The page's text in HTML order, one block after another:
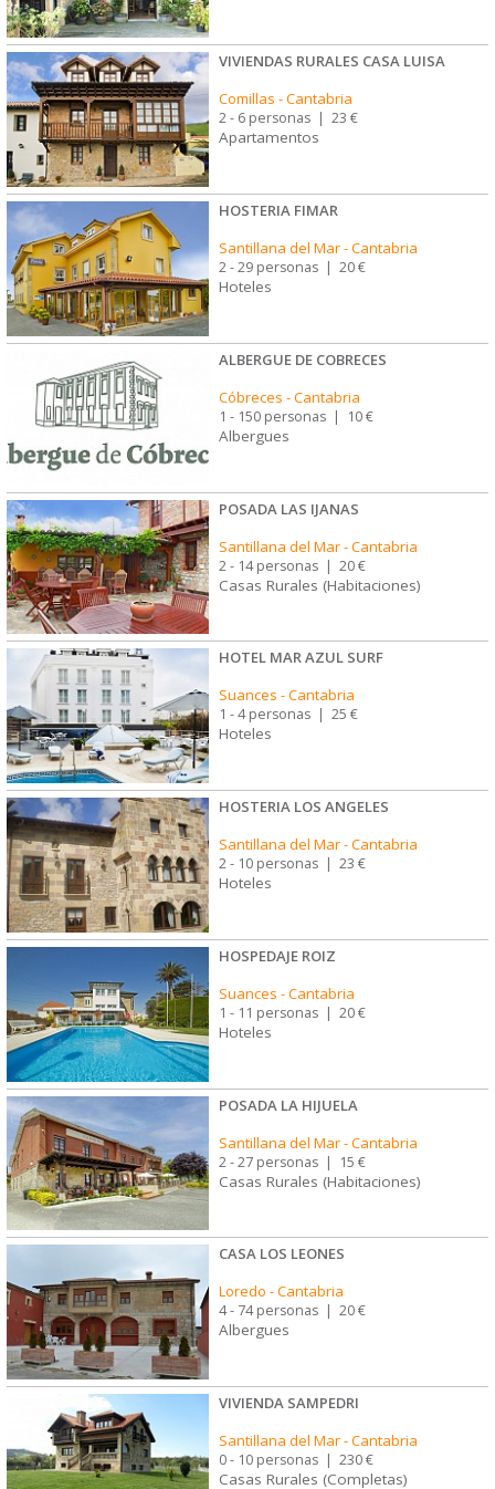
VIVIENDAS RURALES CASA LUISA
Comillas -Cantabria
2 - 6 personas | 23 €
Apartamentos
HOSTERIA FIMAR
Santillana del Mar-Cantabria
2 - 29 personas | 20 €
Hoteles
ALBERGUE DE COBRECES
Cóbreces -Cantabria
1 - 150 personas | 10 €
Albergues
POSADA LAS IJANAS
Santillana del Mar-Cantabria
2 - 14 personas | 20 €
Casas Rurales (Habitaciones)
HOTEL MAR AZUL SURF
Suances -Cantabria
1 - 4 personas | 25 €
Hoteles
HOSTERIA LOS ANGELES
Santillana del Mar-Cantabria
2 - 10 personas | 23 €
Hoteles
HOSPEDAJE ROIZ
Suances -Cantabria
1 - 11 personas | 20 €
Hoteles
POSADA LA HIJUELA
Santillana del Mar-Cantabria
2 - 27 personas | 15 €
Casas Rurales (Habitaciones)
CASA LOS LEONES
Loredo -Cantabria
4 - 74 personas | 20 €
Albergues
VIVIENDA SAMPEDRI
Santillana del Mar-Cantabria
0 - 10 personas | 230 €
Casas Rurales (Completas)